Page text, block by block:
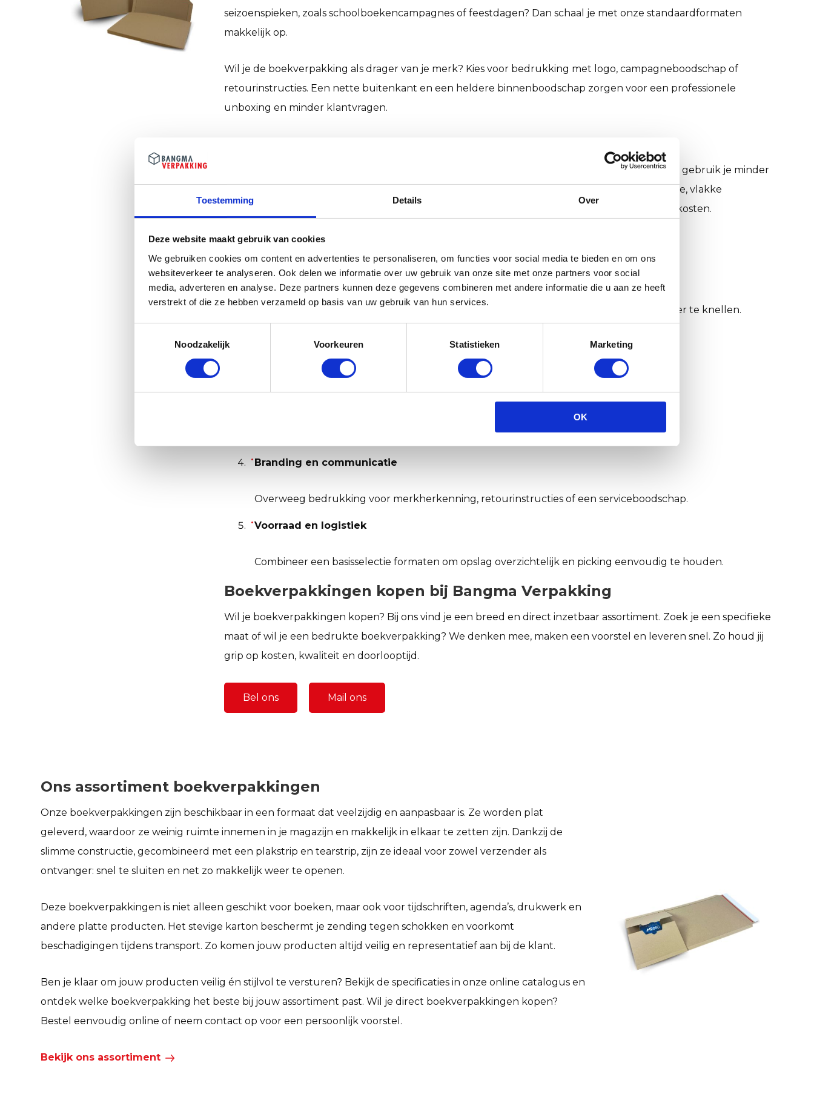
Toestemming Details Over
Deze website maakt gebruik van cookies
We gebruiken cookies om content en advertenties te personaliseren, om functies voor social media te bieden en om ons
websiteverkeer te analyseren. Ook delen we informatie over uw gebruik van onze site met onze partners voor social
media, adverteren en analyse. Deze partners kunnen deze gegevens combineren met andere informatie die u aan ze heeft
verstrekt of die ze hebben verzameld op basis van uw gebruik van hun services.
Noodzakelijk
Voorkeuren Statistieken Marketing
OK
seizoenspieken, zoals schoolboekencampagnes of feestdagen? Dan schaal je met onze standaardformaten
makkelijk op.
Wil je de boekverpakking als drager van je merk? Kies voor bedrukking met logo, campagneboodschap of
retourinstructies. Een nette buitenkant en een heldere binnenboodschap zorgen voor een professionele
unboxing en minder klantvragen.
Karton is recyclebaar en vaak geproduceerd met gerecycled papier. Door de strakke pasvorm gebruik je minder
opvulmateriaal. De plakstrip vervangt extra tape. Dat verlaagt materiaalgebruik en afval. Lichte, vlakke
pakketten zijn bovendien efficiënt in transport en sortering, wat bijdraagt aan lagere verzendkosten.
Zo kies je de juiste boekverpakking
Afmetingen
Meet lengte, breedte en hoogte van je boek of set. Kies een formaat dat vlak sluit zonder te knellen.
Voor zwaardere of waardevolle items adviseren we een stevigere kartonkwaliteit.
Kies standaard de variant met plakstrip en tearstrip als snelheid belangrijk is.
Branding en communicatie
Overweeg bedrukking voor merkherkenning, retourinstructies of een serviceboodschap.
Voorraad en logistiek
Combineer een basisselectie formaten om opslag overzichtelijk en picking eenvoudig te houden.
Boekverpakkingen kopen bij Bangma Verpakking
Wil je boekverpakkingen kopen? Bij ons vind je een breed en direct inzetbaar assortiment. Zoek je een specifieke
maat of wil je een bedrukte boekverpakking? We denken mee, maken een voorstel en leveren snel. Zo houd jij
grip op kosten, kwaliteit en doorlooptijd.
Bel ons Mail ons
Ons assortiment boekverpakkingen
Onze boekverpakkingen zijn beschikbaar in een formaat dat veelzijdig en aanpasbaar is. Ze worden plat
geleverd, waardoor ze weinig ruimte innemen in je magazijn en makkelijk in elkaar te zetten zijn. Dankzij de
slimme constructie, gecombineerd met een plakstrip en tearstrip, zijn ze ideaal voor zowel verzender als
ontvanger: snel te sluiten en net zo makkelijk weer te openen.
Deze boekverpakkingen is niet alleen geschikt voor boeken, maar ook voor tijdschriften, agenda’s, drukwerk en
andere platte producten. Het stevige karton beschermt je zending tegen schokken en voorkomt
beschadigingen tijdens transport. Zo komen jouw producten altijd veilig en representatief aan bij de klant.
Ben je klaar om jouw producten veilig én stijlvol te versturen? Bekijk de specificaties in onze online catalogus en
ontdek welke boekverpakking het beste bij jouw assortiment past. Wil je direct boekverpakkingen kopen?
Bestel eenvoudig online of neem contact op voor een persoonlijk voorstel.
Bekijk ons assortiment